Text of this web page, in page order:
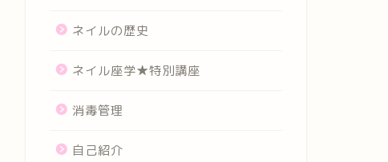
ネイルの歴史
ネイル座学★特別講座
消毒管理
自己紹介